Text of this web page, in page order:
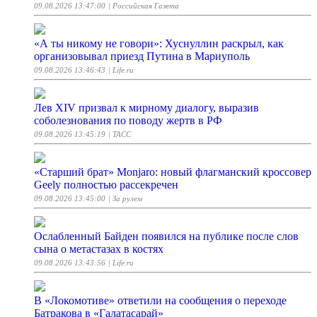
09.08.2026 13:47:00 | Российская Газета
«А ты никому не говори»: Хуснуллин раскрыл, как
организовывал приезд Путина в Мариуполь
09.08.2026 13:46:43 | Life.ru
Лев XIV призвал к мирному диалогу, выразив
соболезнования по поводу жертв в РФ
09.08.2026 13:45:19 | ТАСС
«Старший брат» Monjaro: новый флагманский кроссовер
Geely полностью рассекречен
09.08.2026 13:45:00 | За рулем
Ослабленный Байден появился на публике после слов
сына о метастазах в костях
09.08.2026 13:43:56 | Life.ru
В «Локомотиве» ответили на сообщения о переходе
Батракова в «Галатасарай»